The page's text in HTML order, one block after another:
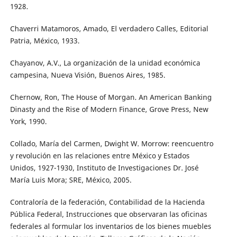
1928.
Chaverri Matamoros, Amado, El verdadero Calles, Editorial
Patria, México, 1933.
Chayanov, A.V., La organización de la unidad económica
campesina, Nueva Visión, Buenos Aires, 1985.
Chernow, Ron, The House of Morgan. An American Banking
Dinasty and the Rise of Modern Finance, Grove Press, New
York, 1990.
Collado, María del Carmen, Dwight W. Morrow: reencuentro
y revolución en las relaciones entre México y Estados
Unidos, 1927-1930, Instituto de Investigaciones Dr. José
María Luis Mora; SRE, México, 2005.
Contraloría de la federación, Contabilidad de la Hacienda
Pública Federal, Instrucciones que observaran las oficinas
federales al formular los inventarios de los bienes muebles